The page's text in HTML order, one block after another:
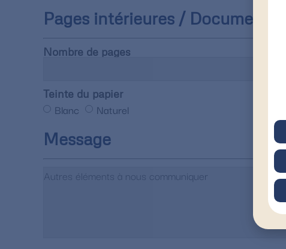
Pages intérieures / Document
Nombre de pages
Teinte du papier
Blanc Naturel
Message